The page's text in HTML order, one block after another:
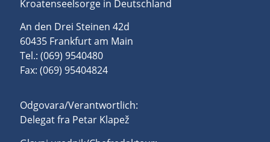
Kroatenseelsorge in Deutschland
An den Drei Steinen 42d
60435 Frankfurt am Main
Tel.: (069) 9540480
Fax: (069) 95404824
Odgovara/Verantwortlich:
Delegat fra Petar Klapež